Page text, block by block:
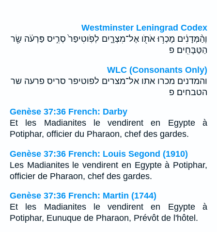
Westminster Leningrad Codex
וְהַ֨מְּדָנִ֔ים מָכְר֥וּ אֹתֹ֖ו אֶל־מִצְרָ֑יִם לְפֹֽוטִיפַר֙ סְרִ֣יס פַּרְעֹ֔ה שַׂ֖ר
הַטַּבָּחִֽים׃ פ
WLC (Consonants Only)
והמדנים מכרו אתו אל־מצרים לפוטיפר סריס פרעה שר
הטבחים׃ פ
Genèse 37:36 French: Darby
Et les Madianites le vendirent en Egypte à
Potiphar, officier du Pharaon, chef des gardes.
Genèse 37:36 French: Louis Segond (1910)
Les Madianites le vendirent en Egypte à Potiphar,
officier de Pharaon, chef des gardes.
Genèse 37:36 French: Martin (1744)
Et les Madianites le vendirent en Egypte à
Potiphar, Eunuque de Pharaon, Prévôt de l'hôtel.